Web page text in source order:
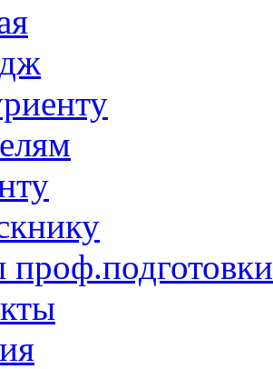
проф.подготовки